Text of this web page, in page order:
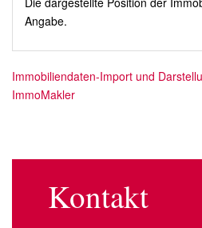
Angabe.
Immobiliendaten-Import und
ImmoMakler
Kontakt